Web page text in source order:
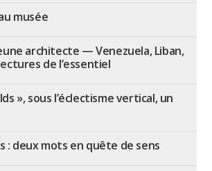
musée
architecte — Venezuela, Liban,
de l’essentiel
», sous l’éclectisme vertical, un
: deux mots en quête de sens